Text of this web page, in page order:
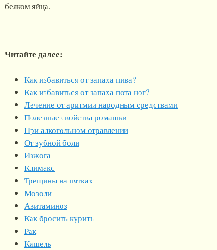
белком яйца.
Читайте далее:
Как избавиться от запаха пива?
Как избавиться от запаха пота ног?
Лечение от аритмии народным средствами
Полезные свойства ромашки
При алкогольном отравлении
От зубной боли
Изжога
Климакс
Трещины на пятках
Мозоли
Авитаминоз
Как бросить курить
Рак
Кашель